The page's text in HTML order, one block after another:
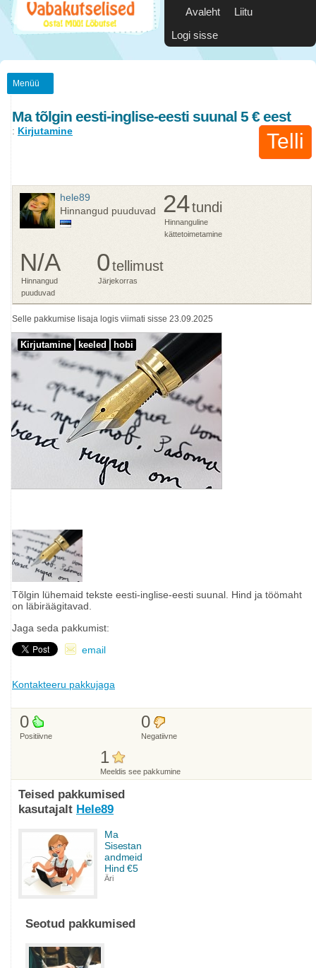
Avaleht
Liitu
Logi sisse
Menüü
Ma tõlgin eesti-inglise-eesti suunal 5 € eest
Telli
: Kirjutamine
hele89
Hinnangud puuduvad
24tundi
Hinnanguline
kättetoimetamine
N/A
Hinnangud
puuduvad
0tellimust
Järjekorras
Selle pakkumise lisaja logis viimati sisse 23.09.2025
Kirjutamine keeled hobi
Tõlgin lühemaid tekste eesti-inglise-eesti suunal. Hind ja töömaht
on läbiräägitavad.
Jaga seda pakkumist:
email
Kontakteeru pakkujaga
0
Positiivne
0
Negatiivne
1
Meeldis see pakkumine
Teised pakkumised
kasutajalt Hele89
Ma
Sisestan
andmeid
Hind €5
Äri
Seotud pakkumised